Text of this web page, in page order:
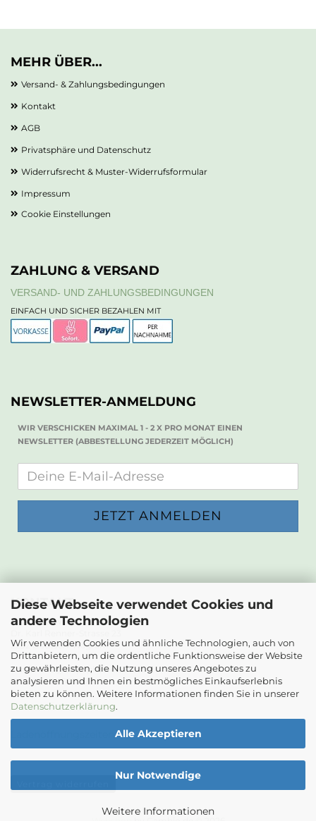
Diese Webseite verwendet Cookies und
andere Technologien
Wir verwenden Cookies und ähnliche Technologien, auch von
Drittanbietern, um die ordentliche Funktionsweise der Website
zu gewährleisten, die Nutzung unseres Angebotes zu
analysieren und Ihnen ein bestmögliches Einkaufserlebnis
bieten zu können. Weitere Informationen finden Sie in unserer
Datenschutzerklärung.
Alle Akzeptieren
Nur Notwendige
Weitere Informationen
MEHR ÜBER...
Versand- & Zahlungsbedingungen
Kontakt
AGB
Privatsphäre und Datenschutz
Widerrufsrecht & Muster-Widerrufsformular
Impressum
Cookie Einstellungen
ZAHLUNG & VERSAND
VERSAND- UND ZAHLUNGSBEDINGUNGEN
EINFACH UND SICHER BEZAHLEN MIT
NEWSLETTER-ANMELDUNG
WIR VERSCHICKEN MAXIMAL 1 - 2 X PRO MONAT EINEN
NEWSLETTER (ABBESTELLUNG JEDERZEIT MÖGLICH)
KONTAKT
Die Papierwerkstatt
2232 Deutsch-Wagram
Email: info@diepapierwerkstatt.at
Tel. +43 664 5261978
Kontaktformular